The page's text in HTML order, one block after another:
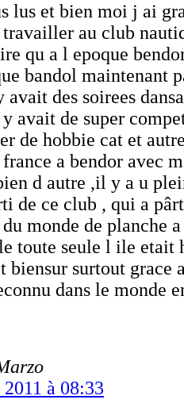
lus et bien moi j ai
au club
qu a l epoque
bandol maintenant
des soirees
avait de super
de hobbie cat et
france a bendor avec
d autre ,il y a u
de ce club , qui a
monde de planche
toute seule l ile etait
biensur surtout grace
dans le monde
à 08:33